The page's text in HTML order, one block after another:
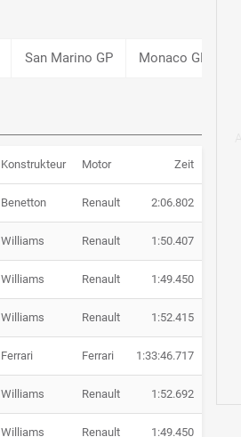
San Marino GP Monaco GP
Konstrukteur Motor Zeit
Benetton Renault 2:06.802
Williams Renault 1:50.407
Williams Renault 1:49.450
Williams Renault 1:52.415
Ferrari Ferrari 1:33:46.717
Williams Renault 1:52.692
Williams Renault 1:49.450